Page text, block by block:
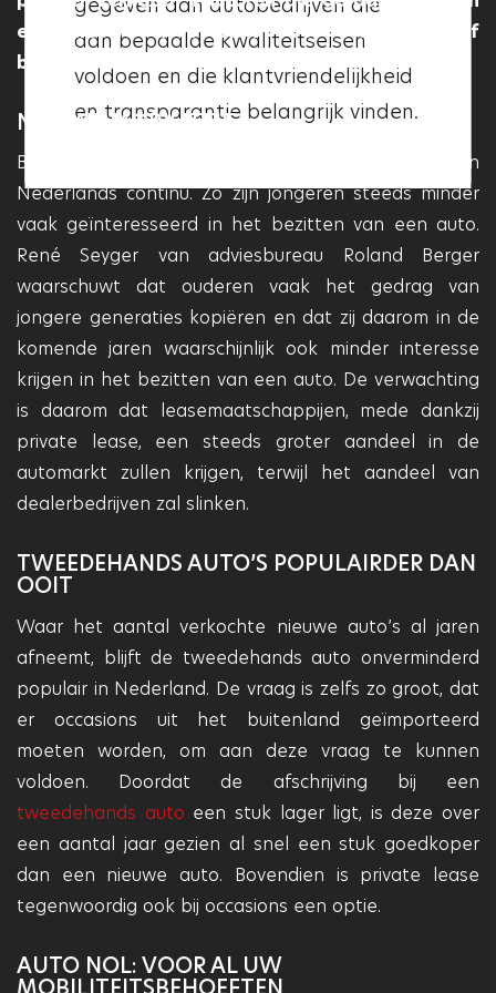
een nieuwe auto stuk voor stuk negatief
beïnvloeden.
NIEUWE MOBILITEIT
Bovendien verandert de mobiliteitsbehoefte van
Nederlands continu. Zo zijn jongeren steeds minder
vaak geïnteresseerd in het bezitten van een auto.
René Seyger van adviesbureau Roland Berger
waarschuwt dat ouderen vaak het gedrag van
jongere generaties kopiëren en dat zij daarom in de
komende jaren waarschijnlijk ook minder interesse
krijgen in het bezitten van een auto. De verwachting
is daarom dat leasemaatschappijen, mede dankzij
private lease, een steeds groter aandeel in de
automarkt zullen krijgen, terwijl het aandeel van
dealerbedrijven zal slinken.
TWEEDEHANDS AUTO’S POPULAIRDER DAN
OOIT
Waar het aantal verkochte nieuwe auto’s al jaren
afneemt, blijft de tweedehands auto onverminderd
populair in Nederland. De vraag is zelfs zo groot, dat
er occasions uit het buitenland geïmporteerd
moeten worden, om aan deze vraag te kunnen
voldoen. Doordat de afschrijving bij een
tweedehands auto een stuk lager ligt, is deze over
een aantal jaar gezien al snel een stuk goedkoper
dan een nieuwe auto. Bovendien is private lease
tegenwoordig ook bij occasions een optie.
AUTO NOL: VOOR AL UW
betekent dit dat deze aan deze
kwaliteitseisen voldoet en dat
deze garage betrouwbaar en
professioneel is.
aan bepaalde kwaliteitseisen
voldoen en die klantvriendelijkheid
en transparantie belangrijk vinden.